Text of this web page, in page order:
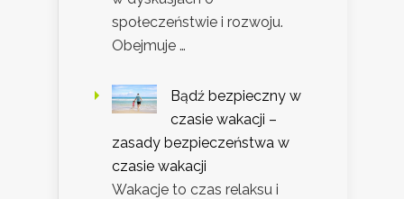
społeczeństwie i rozwoju.
Obejmuje …
Bądź bezpieczny w
czasie wakacji –
zasady bezpieczeństwa w
czasie wakacji
Wakacje to czas relaksu i